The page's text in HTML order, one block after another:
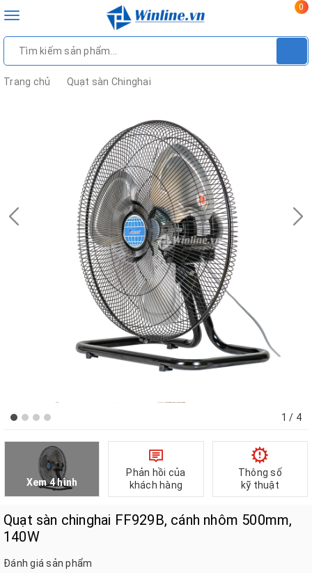
Toggle
0
Trang chủ Quạt sàn Chinghai
1 / 4
Xem 4 hình
Phản hồi của
khách hàng
Thông số
kỹ thuật
Quạt sàn chinghai FF929B, cánh nhôm 500mm,
140W
Đánh giá sản phẩm